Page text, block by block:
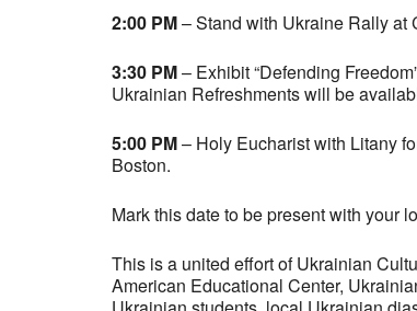
2:00 PM– Stand with Ukraine Rally at
3:30 PM– Exhibit “Defending
Ukrainian Refreshments will be
5:00 PM– Holy Eucharist with Litany
Boston.
Mark this date to be present with your
This is a united effort of Ukrainian
American Educational Center,